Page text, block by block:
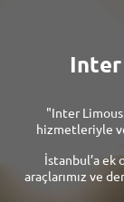
"Inter
hizmetleriyle
İstanbul’a ek
araçlarımız ve